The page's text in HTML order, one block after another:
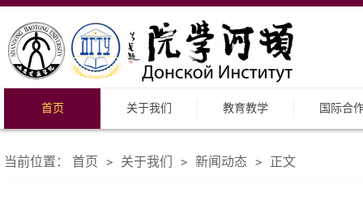
首页 关于我们 教育教学 国际合
当前位置： 首页 > 关于我们 > 新闻动态 > 正文